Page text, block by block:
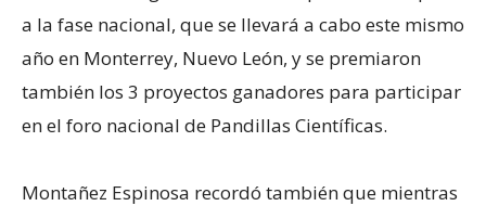
a la fase nacional, que se llevará a cabo este mismo
año en Monterrey, Nuevo León, y se premiaron
también los 3 proyectos ganadores para participar
en el foro nacional de Pandillas Científicas.
Montañez Espinosa recordó también que mientras